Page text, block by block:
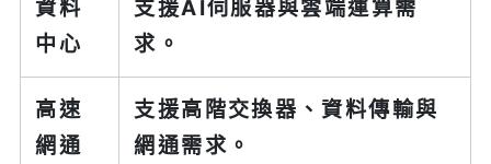
資料
中心
支援AI伺服器與雲端運算需
求。
高速
網通
支援高階交換器、資料傳輸與
網通需求。